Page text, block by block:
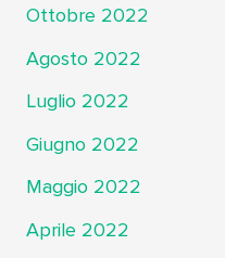
Ottobre 2022
Agosto 2022
Luglio 2022
Giugno 2022
Maggio 2022
Aprile 2022